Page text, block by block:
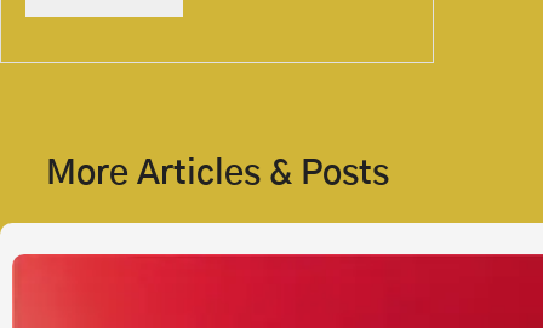
More Articles & Posts